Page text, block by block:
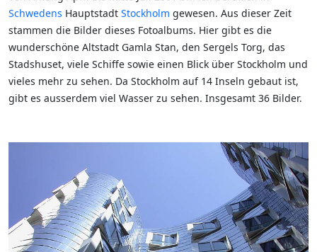
Schwedens Hauptstadt Stockholm gewesen. Aus dieser Zeit
stammen die Bilder dieses Fotoalbums. Hier gibt es die
wunderschöne Altstadt Gamla Stan, den Sergels Torg, das
Stadshuset, viele Schiffe sowie einen Blick über Stockholm und
vieles mehr zu sehen. Da Stockholm auf 14 Inseln gebaut ist,
gibt es ausserdem viel Wasser zu sehen. Insgesamt 36 Bilder.